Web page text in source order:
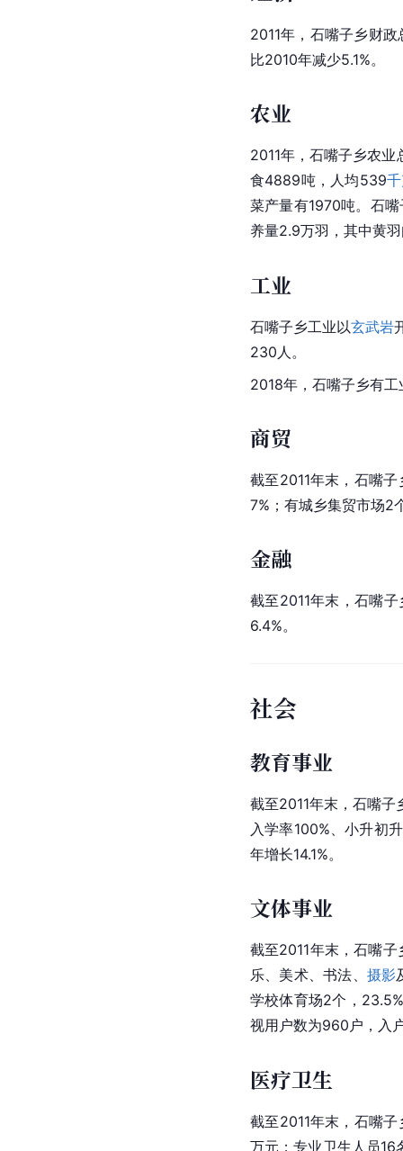
2011年，石嘴子乡财
比2010年减少5.1%。
农业
2011年，石嘴子乡农
食4889吨，人均539
菜产量有1970吨。石
养量2.9万羽，其中黄
工业
石嘴子乡工业以玄武岩
230人。
2018年，石嘴子乡有工
商贸
截至2011年末，石嘴
7%；有城乡集贸市场2
金融
截至2011年末，石嘴
6.4%。
社会
教育事业
截至2011年末，石嘴
入学率100%、小升初
年增长14.1%。
文体事业
截至2011年末，石嘴
乐、美术、书法、 摄影
学校体育场2个，
视用户数为960户，入
医疗卫生
截至2011年末，石嘴
万元；专业卫生人员